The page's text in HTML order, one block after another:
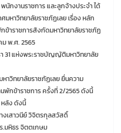
กงานราชการ และลูกจ้างประจำ ได้
มหาวิทยาลัยราชภัฏเลย เรื่อง หลัก
ข้าราชการสังกัดมหาวิทยาลัยราชภัฏ
ม พ.ศ. 2565
31 แห่งพระราชบัญญัติมหาวิทยาลัย
าวิทยาลัยราชภัฏเลย ยื่นความ
พักข้าราชการ ครั้งที่ 2/2565 ดังนี้
หลัง ดังนี้
งเสาวนีย์ วิจิตรกุลสวัสดิ์
.มหิธร จิตตเกษม